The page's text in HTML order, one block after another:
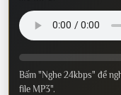
Bấm "Nghe 24kbps" để
file MP3".